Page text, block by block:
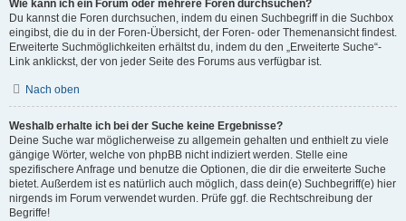
Wie kann ich ein Forum oder mehrere Foren durchsuchen?
Du kannst die Foren durchsuchen, indem du einen Suchbegriff in die Suchbox
eingibst, die du in der Foren-Übersicht, der Foren- oder Themenansicht findest.
Erweiterte Suchmöglichkeiten erhältst du, indem du den „Erweiterte Suche“-
Link anklickst, der von jeder Seite des Forums aus verfügbar ist.
Nach oben
Weshalb erhalte ich bei der Suche keine Ergebnisse?
Deine Suche war möglicherweise zu allgemein gehalten und enthielt zu viele
gängige Wörter, welche von phpBB nicht indiziert werden. Stelle eine
spezifischere Anfrage und benutze die Optionen, die dir die erweiterte Suche
bietet. Außerdem ist es natürlich auch möglich, dass dein(e) Suchbegriff(e) hier
nirgends im Forum verwendet wurden. Prüfe ggf. die Rechtschreibung der
Begriffe!